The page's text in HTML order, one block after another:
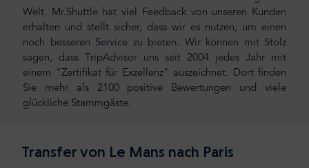
Welt. Mr.Shuttle hat viel Feedback von unseren Kunden
erhalten und stellt sicher, dass wir es nutzen, um einen
noch besseren Service zu bieten. Wir können mit Stolz
sagen, dass TripAdvisor uns seit 2004 jedes Jahr mit
einem "Zertifikat für Exzellenz" auszeichnet. Dort finden
Sie mehr als 2100 positive Bewertungen und viele
glückliche Stammgäste.
Transfer von Le Mans nach Paris